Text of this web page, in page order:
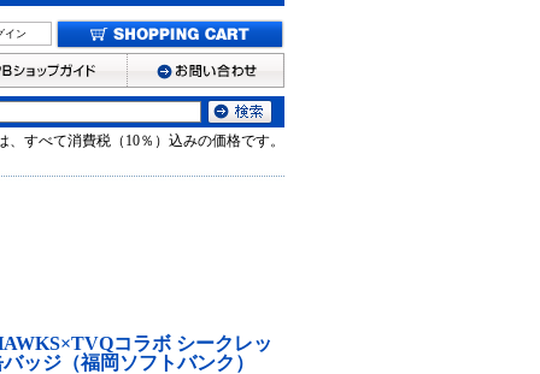
イン
、すべて消費税（10％）込みの価格です。
コラボ シークレッ
ッジ（福岡ソフトバンク）